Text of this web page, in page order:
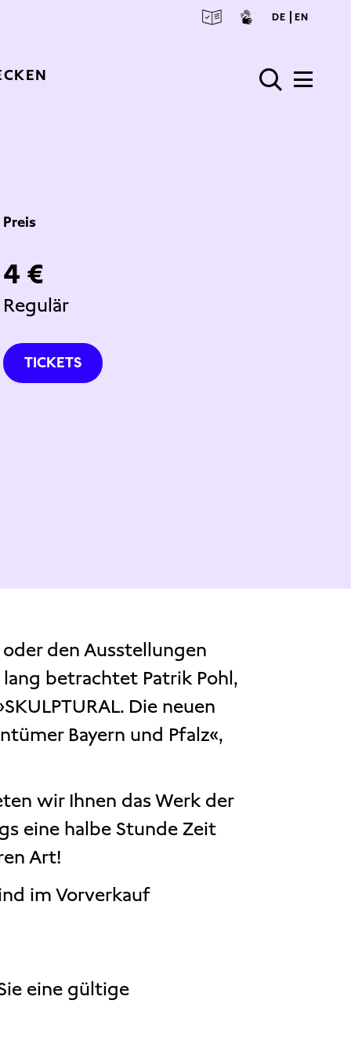
DE EN
Preis
4 €
Regulär
TICKETS
den Ausstellungen
betrachtet Patrik Pohl,
Die neuen
Bayern und Pfalz«,
wir Ihnen das Werk der
eine halbe Stunde Zeit
Art!
im Vorverkauf
eine gültige